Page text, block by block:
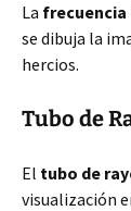
La
se dibuja la
hercios.
Tubo de
El tubo de
visualización